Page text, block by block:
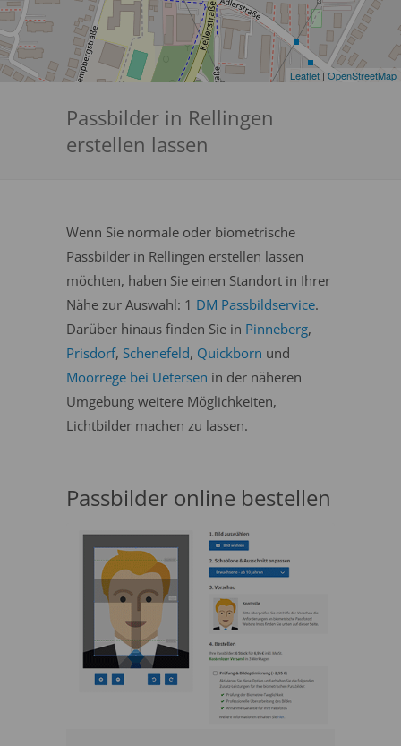
Leaflet | OpenStreetMap
Passbilder in Rellingen
erstellen lassen
Wenn Sie normale oder biometrische
Passbilder in Rellingen erstellen lassen
möchten, haben Sie einen Standort in Ihrer
Nähe zur Auswahl: 1 DM Passbildservice.
Darüber hinaus finden Sie in Pinneberg,
Prisdorf, Schenefeld, Quickborn und
Moorrege bei Uetersen in der näheren
Umgebung weitere Möglichkeiten,
Lichtbilder machen zu lassen.
Passbilder online bestellen